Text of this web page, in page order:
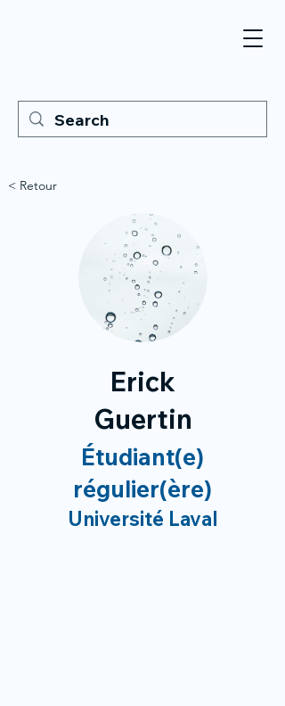
< Retour
Erick
Guertin
Étudiant(e)
régulier(ère)
Université Laval